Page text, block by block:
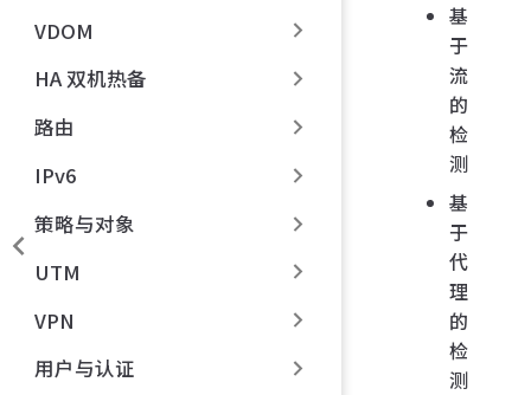
VDOM
HA 双机热备
路由
IPv6
策略与对象
UTM
VPN
用户与认证
基
于
流
的
检
测
基
于
代
理
的
检
测